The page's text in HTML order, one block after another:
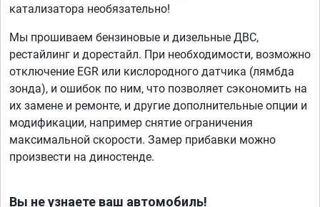
катализатора необязательно!
Мы прошиваем бензиновые и дизельные ДВС,
рестайлинг и дорестайл. При необходимости, возможно
отключение EGR или кислородного датчика (лямбда
зонда), и ошибок по ним, что позволяет сэкономить на
их замене и ремонте, и другие дополнительные опции и
модификации, например снятие ограничения
максимальной скорости. Замер прибавки можно
произвести на диностенде.
Вы не узнаете ваш автомобиль!